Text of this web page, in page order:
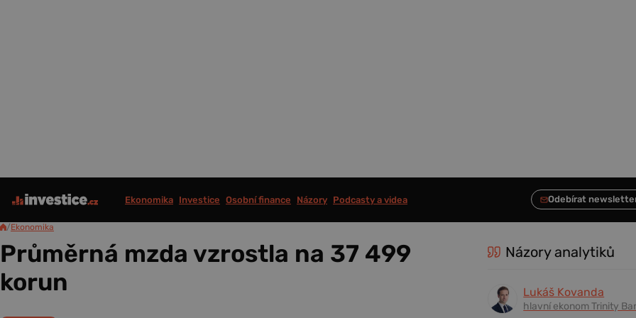
Ekonomika Investice Osobní finance Názory Podcasty a videa
/Ekonomika
Průměrná mzda vzrostla na 37 499
korun
Názory analytiků
Lukáš Kovanda
hlavní ekonom Trinity